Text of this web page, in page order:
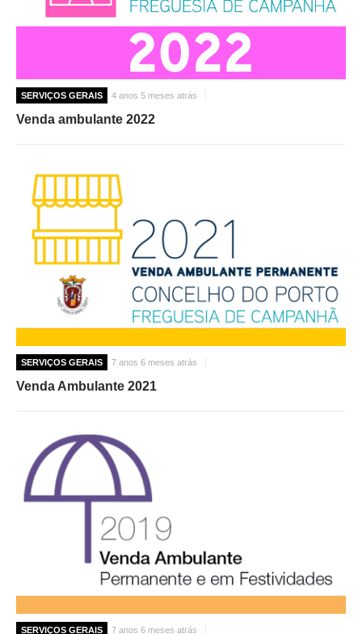
SERVIÇOS GERAIS 4 anos 5 meses atrás
Venda ambulante 2022
SERVIÇOS GERAIS 7 anos 6 meses atrás
Venda Ambulante 2021
SERVIÇOS GERAIS 7 anos 6 meses atrás